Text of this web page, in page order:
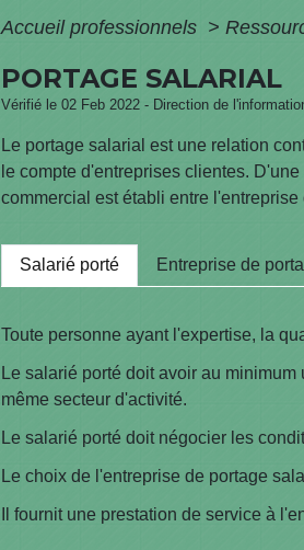
Accueil professionnels >
PORTAGE SALARIAL
Vérifié le 02 Feb 2022 - Direction de
Le portage salarial est une relation
le compte d'entreprises clientes.
commercial est établi entre
Salarié porté Entreprise de
Toute personne ayant l'expertise, la
Le salarié porté doit avoir au
même secteur d'activité.
Le salarié porté doit négocier les
Le choix de l'entreprise de portage
Il fournit une prestation de service à